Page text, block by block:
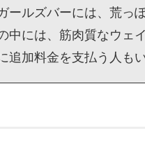
ールズバーには、荒っ
中には、筋肉質なウェ
加料金を支払う人もい